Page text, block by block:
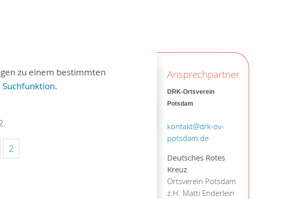
Ansprechpartner
DRK-Ortsverein
Potsdam
kontakt@drk-ov-
potsdam.de
Deutsches Rotes
Kreuz
Ortsverein Potsdam
z.H. Matti Enderlein
zu einem bestimmten
Suchfunktion.
2